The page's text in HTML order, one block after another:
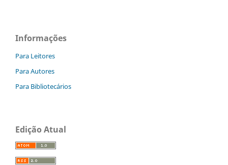
Informações
Para Leitores
Para Autores
Para Bibliotecários
Edição Atual